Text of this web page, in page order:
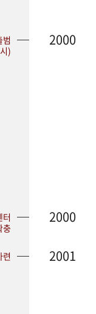
)
2000
충
2000
2001